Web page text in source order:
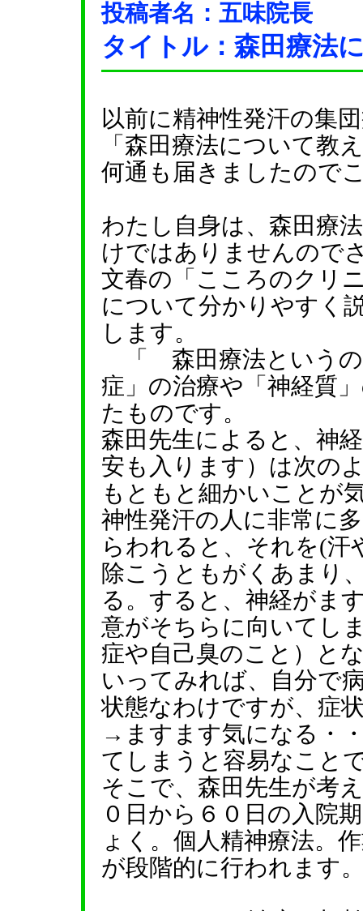
投稿者名：五味院長
タイトル：森田療法
以前に精神性発汗の集
「森田療法について教
何通も届きましたので
わたし自身は、森田療
けではありませんので
文春の「こころのクリ
について分かりやすく
します。
「 森田療法というの
症」の治療や「神経質
たものです。
森田先生によると、神
安も入ります）は次の
もともと細かいことが
神性発汗の人に非常に
らわれると、それを(汗
除こうともがくあまり
る。すると、神経がま
意がそちらに向いてし
症や自己臭のこと）と
いってみれば、自分で
状態なわけですが、症
→ますます気になる・
てしまうと容易なこと
そこで、森田先生が考
０日から６０日の入院
ょく。個人精神療法。
が段階的に行われます